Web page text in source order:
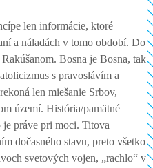
len informácie, ktoré
a náladách v tomo období. Do
Bosna je Bosna, tak
s pravoslávím a
len miešanie Srbov,
území. História/pamätné
práve pri moci. Titova
dočasného stavu, preto všetko
svetových vojen, „rachlo“ v